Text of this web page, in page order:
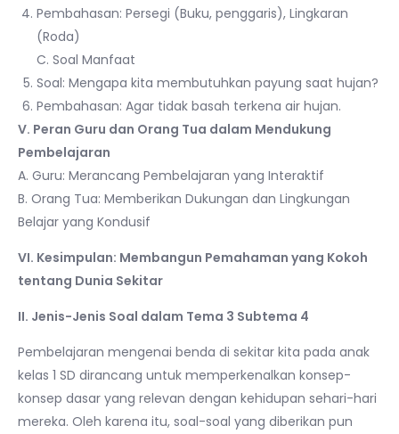
Pembahasan: Persegi (Buku, penggaris), Lingkaran
(Roda)
C. Soal Manfaat
Soal: Mengapa kita membutuhkan payung saat hujan?
Pembahasan: Agar tidak basah terkena air hujan.
V. Peran Guru dan Orang Tua dalam Mendukung
Pembelajaran
A. Guru: Merancang Pembelajaran yang Interaktif
B. Orang Tua: Memberikan Dukungan dan Lingkungan
Belajar yang Kondusif
VI. Kesimpulan: Membangun Pemahaman yang Kokoh
tentang Dunia Sekitar
II. Jenis-Jenis Soal dalam Tema 3 Subtema 4
Pembelajaran mengenai benda di sekitar kita pada anak
kelas 1 SD dirancang untuk memperkenalkan konsep-
konsep dasar yang relevan dengan kehidupan sehari-hari
mereka. Oleh karena itu, soal-soal yang diberikan pun